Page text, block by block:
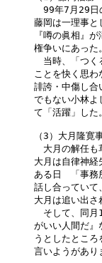
99年7月29日
藤岡は一理事と
『噂の眞相』
権争いにあった。
当時、「つく
ことを快く思
誹誇・中傷し合
でもない小林よ
て「活躍」した。
（3）大月隆寛
大月の解任も
大月は自律神
ある日　「事務
話し合っていて
大月は追い出さ
そして、同月
がいい人間だ』
うとしたとこ
言いようがあり